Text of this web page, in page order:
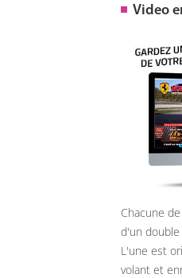
Video
Chacune
d'un
L'une est
volant et